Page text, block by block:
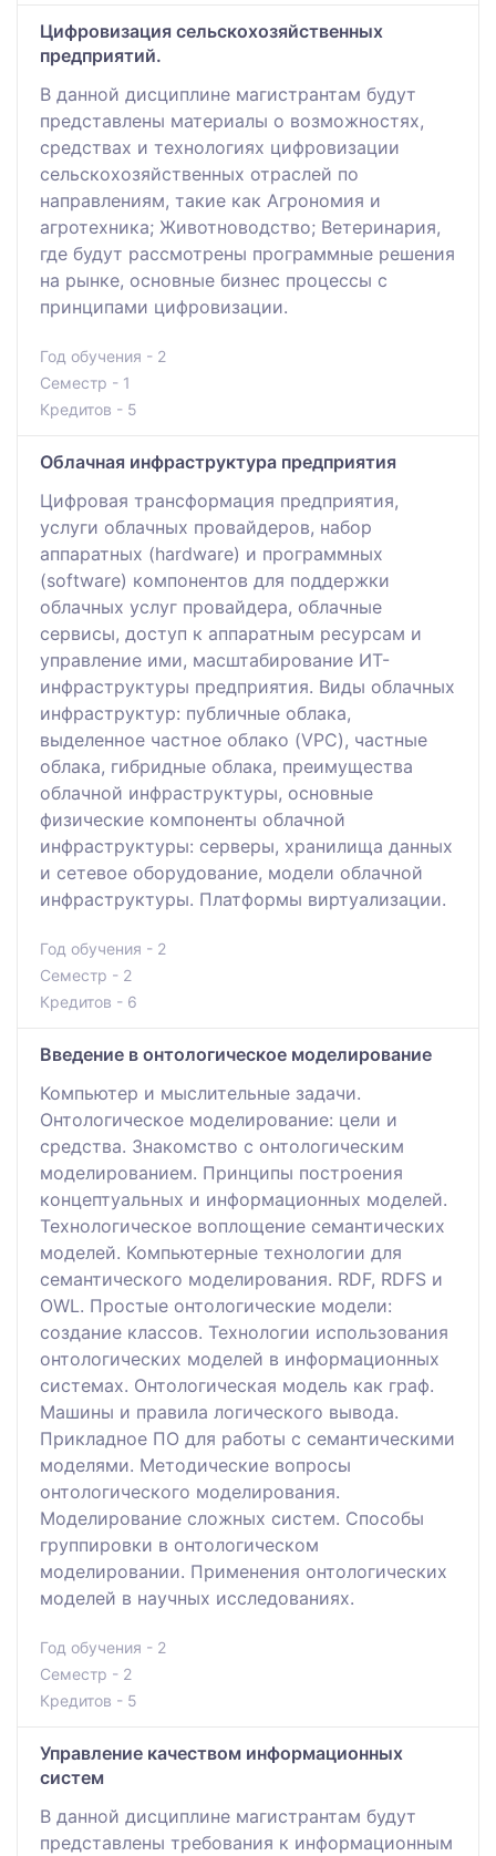
Цифровизация сельскохозяйственных
предприятий.
В данной дисциплине магистрантам будут
представлены материалы о возможностях,
средствах и технологиях цифровизации
сельскохозяйственных отраслей по
направлениям, такие как Агрономия и
агротехника; Животноводство; Ветеринария,
где будут рассмотрены программные решения
на рынке, основные бизнес процессы с
принципами цифровизации.
Год обучения - 2
Семестр - 1
Кредитов - 5
Облачная инфраструктура предприятия
Цифровая трансформация предприятия,
услуги облачных провайдеров, набор
аппаратных (hardware) и программных
(software) компонентов для поддержки
облачных услуг провайдера, облачные
сервисы, доступ к аппаратным ресурсам и
управление ими, масштабирование ИТ-
инфраструктуры предприятия. Виды облачных
инфраструктур: публичные облака,
выделенное частное облако (VPC), частные
облака, гибридные облака, преимущества
облачной инфраструктуры, основные
физические компоненты облачной
инфраструктуры: серверы, хранилища данных
и сетевое оборудование, модели облачной
инфраструктуры. Платформы виртуализации.
Год обучения - 2
Семестр - 2
Кредитов - 6
Введение в онтологическое моделирование
Компьютер и мыслительные задачи.
Онтологическое моделирование: цели и
средства. Знакомство с онтологическим
моделированием. Принципы построения
концептуальных и информационных моделей.
Технологическое воплощение семантических
моделей. Компьютерные технологии для
семантического моделирования. RDF, RDFS и
OWL. Простые онтологические модели:
создание классов. Технологии использования
онтологических моделей в информационных
системах. Онтологическая модель как граф.
Машины и правила логического вывода.
Прикладное ПО для работы с семантическими
моделями. Методические вопросы
онтологического моделирования.
Моделирование сложных систем. Способы
группировки в онтологическом
моделировании. Применения онтологических
моделей в научных исследованиях.
Год обучения - 2
Семестр - 2
Кредитов - 5
Управление качеством информационных
систем
В данной дисциплине магистрантам будут
представлены требования к информационным